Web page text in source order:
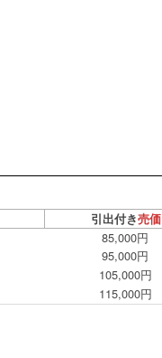
引出付き売価
85,000円
95,000円
105,000円
115,000円